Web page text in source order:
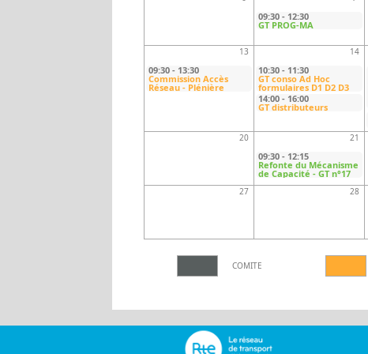
09:30 - 12:30
GT PROG-MA
13 14
09:30 - 13:30
Commission Accès
Réseau - Plénière
10:30 - 11:30
GT conso Ad Hoc
formulaires D1 D2 D3
14:00 - 16:00
GT distributeurs
20 21
09:30 - 12:15
Refonte du Mécanisme
de Capacité - GT n°17
27 28
COMITE